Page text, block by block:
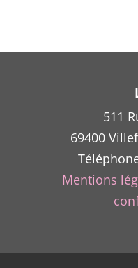
511
69400
Mentions